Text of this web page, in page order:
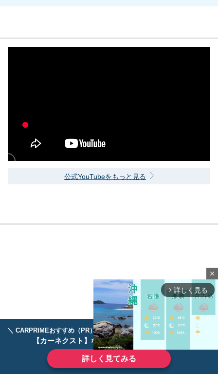
＼ CARPRIMEおすすめ（PR） ／ディーラーで手放すのはもったいない！
【カーネクスト】ならどんなクルマも高価買取
詳しく見てみる
公式YouTubeをもっと見る
close
arrow_forward_ios 詳しく見る